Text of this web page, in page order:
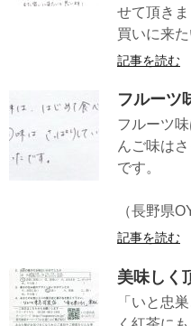
せて頂き
買いに来
記事を読む
フルーツ
フルーツ
んご味は
です。
（長野県
記事を読む
美味しく
「いと忠